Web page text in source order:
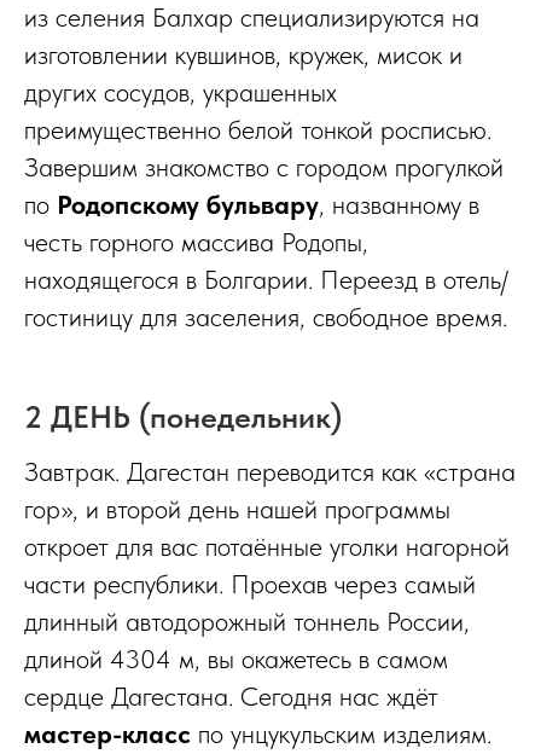
из селения Балхар специализируются на
изготовлении кувшинов, кружек, мисок и
других сосудов, украшенных
преимущественно белой тонкой росписью.
Завершим знакомство с городом прогулкой
по Родопскому бульвару, названному в
честь горного массива Родопы,
находящегося в Болгарии. Переезд в отель/
гостиницу для заселения, свободное время.
2 ДЕНЬ (понедельник)
Завтрак. Дагестан переводится как «страна
гор», и второй день нашей программы
откроет для вас потаённые уголки нагорной
части республики. Проехав через самый
длинный автодорожный тоннель России,
длиной 4304 м, вы окажетесь в самом
сердце Дагестана. Сегодня нас ждёт
мастер-класс по унцукульским изделиям.